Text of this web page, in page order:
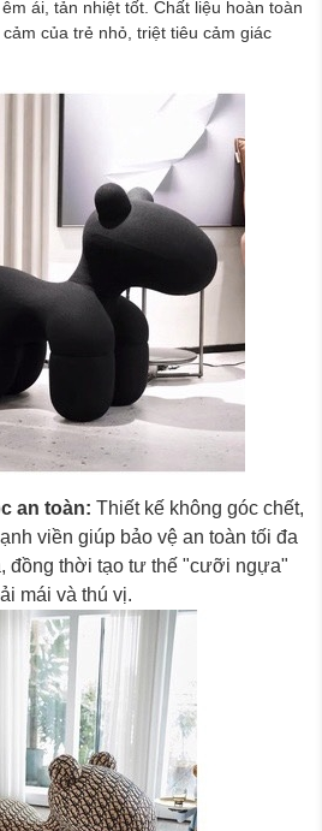
ái, tản nhiệt tốt. Chất liệu hoàn toàn
của trẻ nhỏ, triệt tiêu cảm giác
an toàn: Thiết kế không góc chết,
viền giúp bảo vệ an toàn tối đa
đồng thời tạo tư thế "cưỡi ngựa"
mái và thú vị.